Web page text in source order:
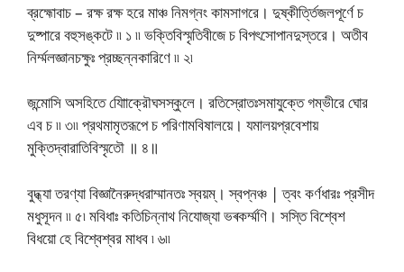
ব্রহ্মোবাচ – রক্ষ রক্ষ হরে মাঞ্চ নিমগ্নং কামসাগরে। দুষ্কীর্ত্তিজলপূর্ণে চ
দুষ্পারে বহুসঙ্কটে ৷৷ ১ ৷৷ ভক্তিবিস্মৃতিবীজে চ বিপৎসোপানদুস্তরে। অতীব
নিৰ্ম্মলজ্ঞানচক্ষুঃ প্রচ্ছন্নকারিণে ৷৷ ২৷
জন্মোসি অসহিতে যোািক্রৌঘসস্কুলে। রতিস্রোতঃসমাযুক্তে গম্ভীরে ঘোর
এব চ ৷৷ ৩৷৷ প্রথমামৃতরূপে চ পরিণামবিষালয়ে। যমালয়প্রবেশায়
মুক্তিদ্বারাতিবিস্মৃতৌ ॥ ৪॥
বুদ্ধ্যা তরণ্যা বিজ্ঞানৈরুদ্ধরাম্মানতঃ স্বয়ম্। স্বপ্নঞ্চ | ত্বং কর্ণধারঃ প্রসীদ
মধুসূদন ৷৷ ৫৷ মবিধাঃ কতিচিন্নাথ নিযোজ্যা ভৰকৰ্ম্মণি। সস্তি বিশ্বেশ
বিধয়ো হে বিশ্বেশ্বর মাধব ৷ ৬৷৷